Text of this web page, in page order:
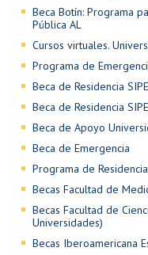
Beca Botín: Programa
Pública AL
Cursos virtuales.
Programa de
Beca de Residencia
Beca de Residencia
Beca de Apoyo
Beca de Emergencia
Programa de
Becas Facultad de
Becas Facultad de
Universidades)
Becas Iberoamericana